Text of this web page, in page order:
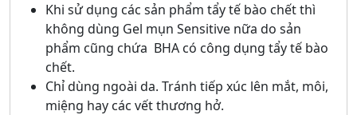
Khi sử dụng các sản phẩm tẩy tế bào chết thì
không dùng Gel mụn Sensitive nữa do sản
phẩm cũng chứa BHA có công dụng tẩy tế bào
chết.
Chỉ dùng ngoài da. Tránh tiếp xúc lên mắt, môi,
miệng hay các vết thương hở.